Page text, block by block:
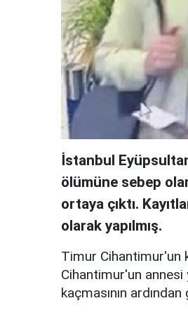
İstanbul
ölümüne sebep
ortaya çıktı.
olarak yapılmış.
Timur Cihantimur'un
Cihantimur'un annesi
kaçmasının